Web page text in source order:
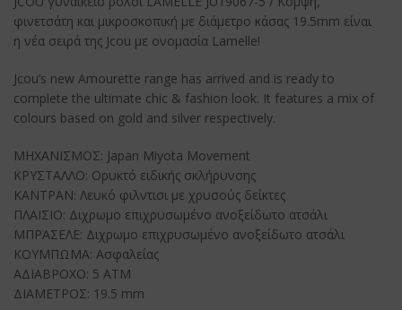
φινετσάτη και μικροσκοπική με διάμετρο κάσας 19.5mm είναι
η νέα σειρά της Jcou με ονομασία Lamelle!
Jcou’s new Amourette range has arrived and is ready to
complete the ultimate chic & fashion look. It features a mix of
colours based on gold and silver respectively.
ΜΗΧΑΝΙΣΜΟΣ: Japan Miyota Movement
ΚΡΥΣΤΑΛΛΟ: Ορυκτό ειδικής σκλήρυνσης
ΚΑΝΤΡΑΝ: Λευκό φιλντισι με χρυσούς δείκτες
ΠΛΑΙΣΙΟ: Διχρωμο επιχρυσωμένο ανοξείδωτο ατσάλι
ΜΠΡΑΣΕΛΕ: Διχρωμο επιχρυσωμένο ανοξείδωτο ατσάλι
ΚΟΥΜΠΩΜΑ: Ασφαλείας
ΑΔΙΑΒΡΟΧΟ: 5 ΑΤΜ
ΔΙΑΜΕΤΡΟΣ: 19.5 mm